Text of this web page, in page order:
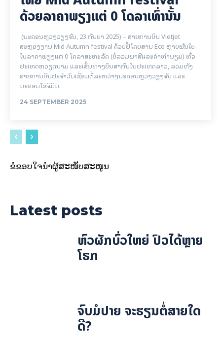
ດ້ວຍລາຄາພຽງແຕ່ 0 ໂດລາເທົ່ານັ້ນ
(ນະຄອນຫຼວງວຽງຈັນ, 23 ກັນຍາ 2025) – ສາຍການບິນ Vietjet
ສະຫຼອງງານ Mid Autumn festival ດ້ວຍປີ້ໂດຍສານ Eco ຫຼາຍພັນໃບ
ໃນລາຄາພຽງແຕ່ 0 ໂດລາສະຫະລັດ (ບໍ່ລວມພາສີແລະຄ່າທໍານຽມ) ທົ່ວ
ປະເທດຫວຽດນາມ ແລະເສັ້ນທາງບິນສາກົນໃນປະເທດລາວ, ລວມທັງ
ສາຍການບິນປະຈໍາວັນເຊື່ອມຕໍ່ລະຫວ່າງນະຄອນຫຼວງວຽງຈັນ ແລະ
ນະຄອນໂຮ່ຈີມິນ.
24 SEPTEMBER 2025
ຂໍຂອບໃຈນຳຜູ້ສະໜັບສະໜູນ
Latest posts
ຫົວຜັກບົ່ວໃຫຍ່ ປົວໄດ້ຫຼາຍ
ໂຣກ
ຈົບມໍປາຍ ຈະຮຽນຕໍ່ສາຍໃດ
ດີ?